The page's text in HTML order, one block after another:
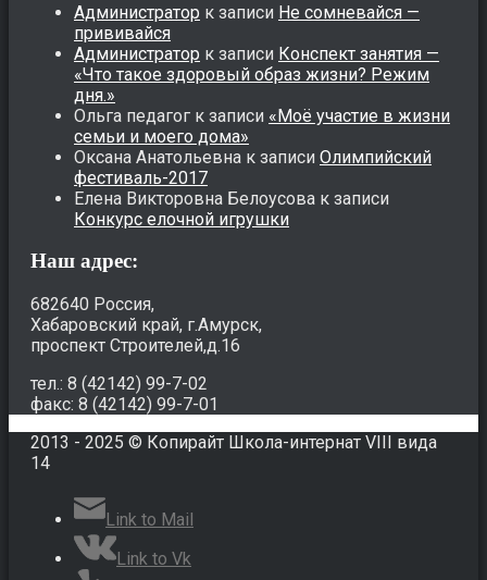
Администратор к записи Не сомневайся —
прививайся
Администратор к записи Конспект занятия —
«Что такое здоровый образ жизни? Режим
дня.»
Ольга педагог к записи «Моё участие в жизни
семьи и моего дома»
Оксана Анатольевна к записи Олимпийский
фестиваль-2017
Елена Викторовна Белоусова к записи
Конкурс елочной игрушки
Наш адрес:
682640 Россия,
Хабаровский край, г.Амурск,
проспект Строителей,д.16
тел.: 8 (42142) 99-7-02
факс: 8 (42142) 99-7-01
2013 - 2025 © Копирайт Школа-интернат VIII вида
14
Link to Mail
Link to Vk